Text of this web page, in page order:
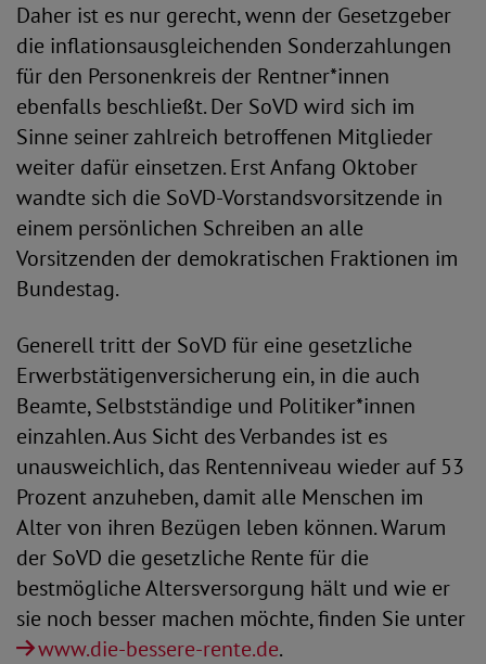
Daher ist es nur gerecht, wenn der Gesetzgeber
die inflationsausgleichenden Sonderzahlungen
für den Personenkreis der Rentner*innen
ebenfalls beschließt. Der SoVD wird sich im
Sinne seiner zahlreich betroffenen Mitglieder
weiter dafür einsetzen. Erst Anfang Oktober
wandte sich die SoVD-Vorstandsvorsitzende in
einem persönlichen Schreiben an alle
Vorsitzenden der demokratischen Fraktionen im
Bundestag.
Generell tritt der SoVD für eine gesetzliche
Erwerbstätigenversicherung ein, in die auch
Beamte, Selbstständige und Politiker*innen
einzahlen. Aus Sicht des Verbandes ist es
unausweichlich, das Rentenniveau wieder auf 53
Prozent anzuheben, damit alle Menschen im
Alter von ihren Bezügen leben können. Warum
der SoVD die gesetzliche Rente für die
bestmögliche Altersversorgung hält und wie er
sie noch besser machen möchte, finden Sie unter
www.die-bessere-rente.de.